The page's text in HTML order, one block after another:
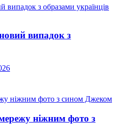
випадок з
ніжним фото з